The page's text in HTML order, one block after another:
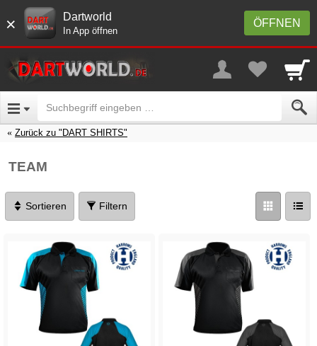
× ÖFFNEN
Dartworld
In App öffnen
Zurück zu "DART SHIRTS"
TEAM
Sortieren Filtern